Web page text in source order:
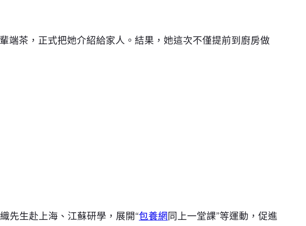
端茶，正式把她介紹給家人。結果，她這次不僅提前到廚房做
先生赴上海、江蘇研學，展開“包養網同上一堂課”等運動，促進